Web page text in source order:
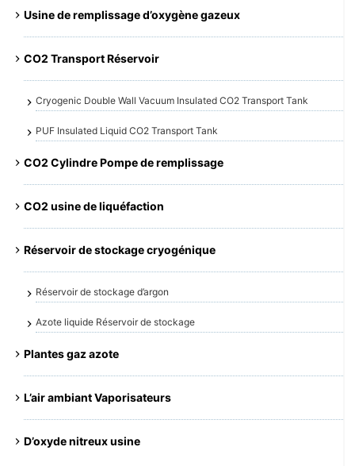
Usine de remplissage d’oxygène gazeux
CO2 Transport Réservoir
Cryogenic Double Wall Vacuum Insulated CO2 Transport Tank
PUF Insulated Liquid CO2 Transport Tank
CO2 Cylindre Pompe de remplissage
CO2 usine de liquéfaction
Réservoir de stockage cryogénique
Réservoir de stockage d’argon
Azote liquide Réservoir de stockage
Plantes gaz azote
L’air ambiant Vaporisateurs
D’oxyde nitreux usine